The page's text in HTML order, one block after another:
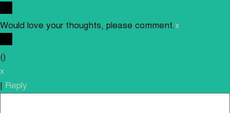
Would love your thoughts, please comment.x
()
x
| Reply